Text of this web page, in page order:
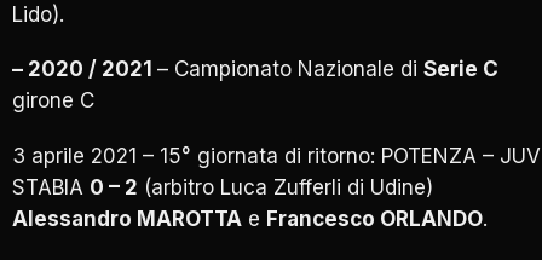
Lido).
– 2020 / 2021 – Campionato Nazionale di Serie C
girone C
3 aprile 2021 – 15° giornata di ritorno: POTENZA –
STABIA 0 – 2 (arbitro Luca Zufferli di Udine)
Alessandro MAROTTA e Francesco ORLANDO.